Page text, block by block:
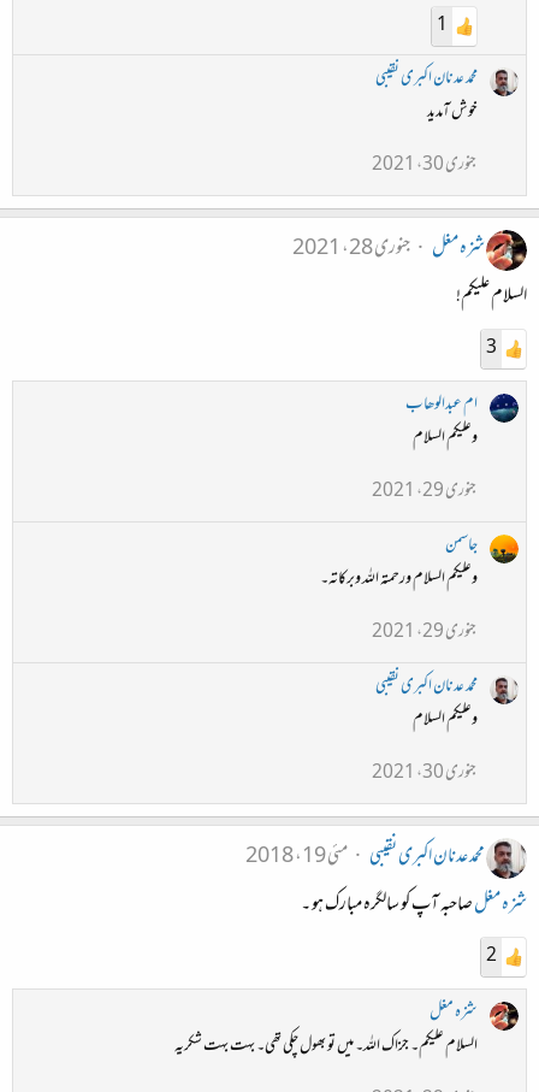
1
محمد عدنان اکبری نقیبی
خوش آمدید
جنوری 30، 2021
شزہ مغل
جنوری 28، 2021
السلام علیکم!
3
ام عبدالوھاب
وعلیکم السلام
جنوری 29، 2021
جاسمن
وعلیکم السلام ورحمتہ اللہ وبرکاتہ۔
جنوری 29، 2021
محمد عدنان اکبری نقیبی
وعلیکم السلام
جنوری 30، 2021
محمد عدنان اکبری نقیبی
مئی 19، 2018
شزہ مغلصاحبہ آپ کو سالگرہ مبارک ہو ۔
2
شزہ مغل
السلام علیکم۔ جزاک اللہ۔ میں تو بھول چکی تھی۔ بہت بہت شکریہ